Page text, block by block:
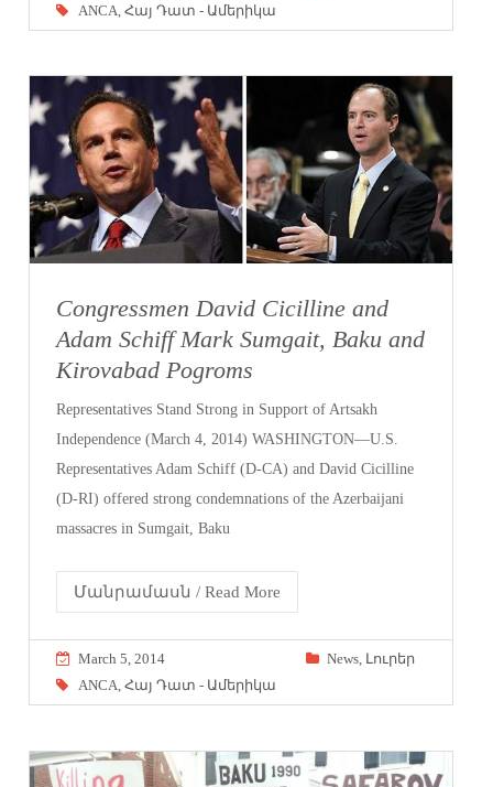
ANCA ,Հայ Դատ - Ամերիկա
Congressmen David Cicilline and
Adam Schiff Mark Sumgait, Baku and
Kirovabad Pogroms
Representatives Stand Strong in Support of Artsakh
Independence (March 4, 2014) WASHINGTON—U.S.
Representatives Adam Schiff (D-CA) and David Cicilline
(D-RI) offered strong condemnations of the Azerbaijani
massacres in Sumgait, Baku
Մանրամասն / Read More
March 5, 2014 News, Լուրեր
ANCA,Հայ Դատ - Ամերիկա